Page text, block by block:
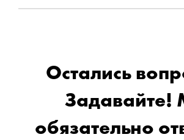
Остались
Задавайте!
обязательно